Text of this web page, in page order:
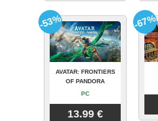
AVATAR: FRONTIERS
OF PANDORA
PC
13.99 €
-53% -67%